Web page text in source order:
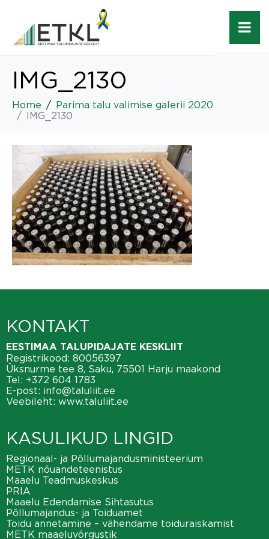
IMG_2130
Home
Parima talu valimise galerii 2020
IMG_2130
KONTAKT
EESTIMAA TALUPIDAJATE KESKLIIT
Registrikood: 80056397
Üksnurme tee 8, Saku, 75501 Harju maakond
Tel: +372 604 1783
E-post: info@taluliit.ee
Veebileht: www.taluliit.ee
KASULIKUD LINGID
Regionaal- ja Põllumajandusministeerium
METK nõuandeteenistus
Maaelu Teadmuskeskus
PRIA
Maaelu Edendamise Sihtasutus
Põllumajandus- ja Toiduamet
Toidu annetamine – vähendame toiduraiskamist
METK maaeluvõrgustik